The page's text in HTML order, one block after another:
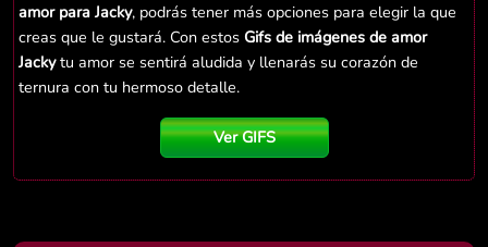
amor para Jacky, podrás tener más opciones para elegir la que
creas que le gustará. Con estos Gifs de imágenes de amor
Jackytu amor se sentirá aludida y llenarás su corazón de
ternura con tu hermoso detalle.
Ver GIFS